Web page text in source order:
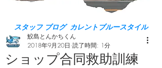
スタッフ ブログ カレントブルースタイル
ショップ合同救助訓練
鮫島とんかちくん
2018年9月20日 読了時間: 1分